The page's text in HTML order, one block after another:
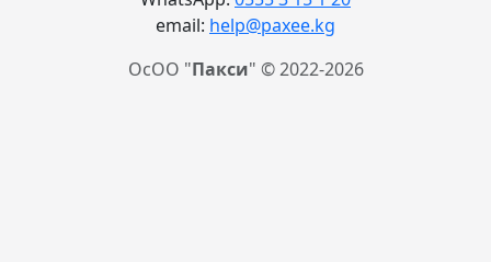
email: help@paxee.kg
ОсОО "Пакси" © 2022-2026